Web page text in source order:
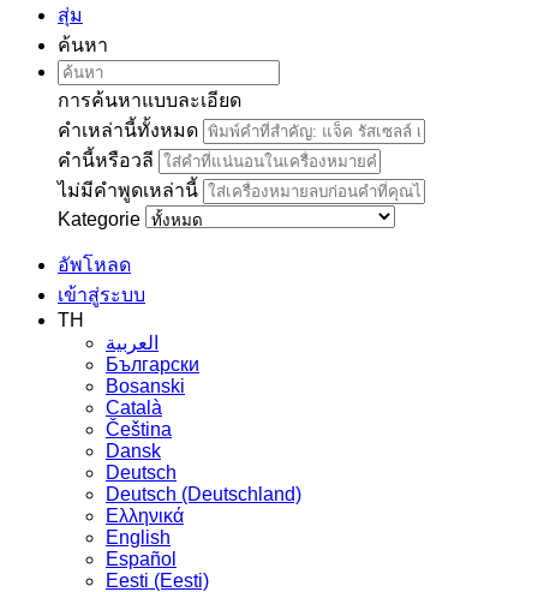
สุ่ม
ค้นหา
การค้นหาแบบละเอียด
คำเหล่านี้ทั้งหมด
คำนี้หรือวลี
ไม่มีคำพูดเหล่านี้
Kategorie
อัพโหลด
เข้าสู่ระบบ
TH
العربية
Български
Bosanski
Сatalà
Čeština
Dansk
Deutsch
Deutsch (Deutschland)
Ελληνικά
English
Español
Eesti (Eesti)